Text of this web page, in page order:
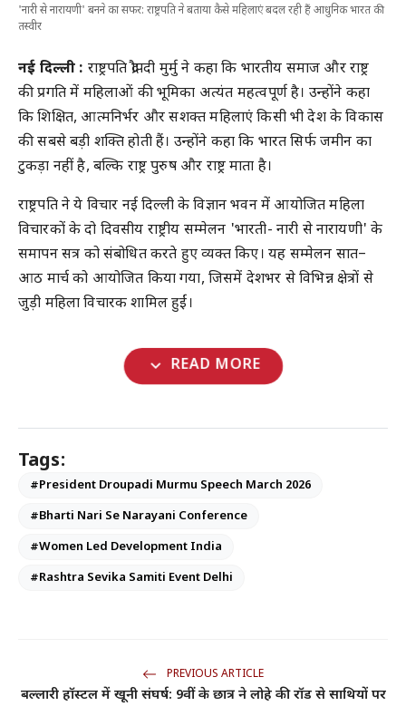
'नारी से नारायणी' बनने का सफर: राष्ट्रपति ने बताया कैसे महिलाएं बदल रही हैं आधुनिक भारत की
तस्वीर
नई दिल्ली : राष्ट्रपति द्रौपदी मुर्मु ने कहा कि भारतीय समाज और राष्ट्र
की प्रगति में महिलाओं की भूमिका अत्यंत महत्वपूर्ण है। उन्होंने कहा
कि शिक्षित, आत्मनिर्भर और सशक्त महिलाएं किसी भी देश के विकास
की सबसे बड़ी शक्ति होती हैं। उन्होंने कहा कि भारत सिर्फ जमीन का
टुकड़ा नहीं है, बल्कि राष्ट्र पुरुष और राष्ट्र माता है।
राष्ट्रपति ने ये विचार नई दिल्ली के विज्ञान भवन में आयोजित महिला
विचारकों के दो दिवसीय राष्ट्रीय सम्मेलन 'भारती- नारी से नारायणी' के
समापन सत्र को संबोधित करते हुए व्यक्त किए। यह सम्मेलन सात–
आठ मार्च को आयोजित किया गया, जिसमें देशभर से विभिन्न क्षेत्रों से
जुड़ी महिला विचारक शामिल हुईं।
expand_more READ MORE
Tags:
#President Droupadi Murmu Speech March 2026
#Bharti Nari Se Narayani Conference
#Women Led Development India
#Rashtra Sevika Samiti Event Delhi
PREVIOUS ARTICLE
बल्लारी हॉस्टल में खूनी संघर्ष: 9वीं के छात्र ने लोहे की रॉड से साथियों पर